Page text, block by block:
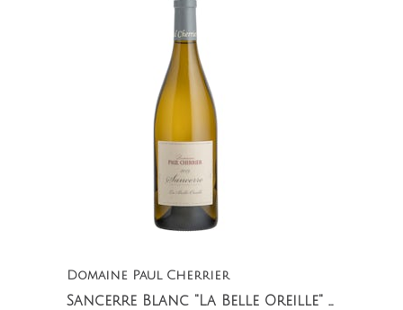
Domaine Paul Cherrier
Sancerre Blanc "La Belle Oreille" Sauvignon Blanc Loire